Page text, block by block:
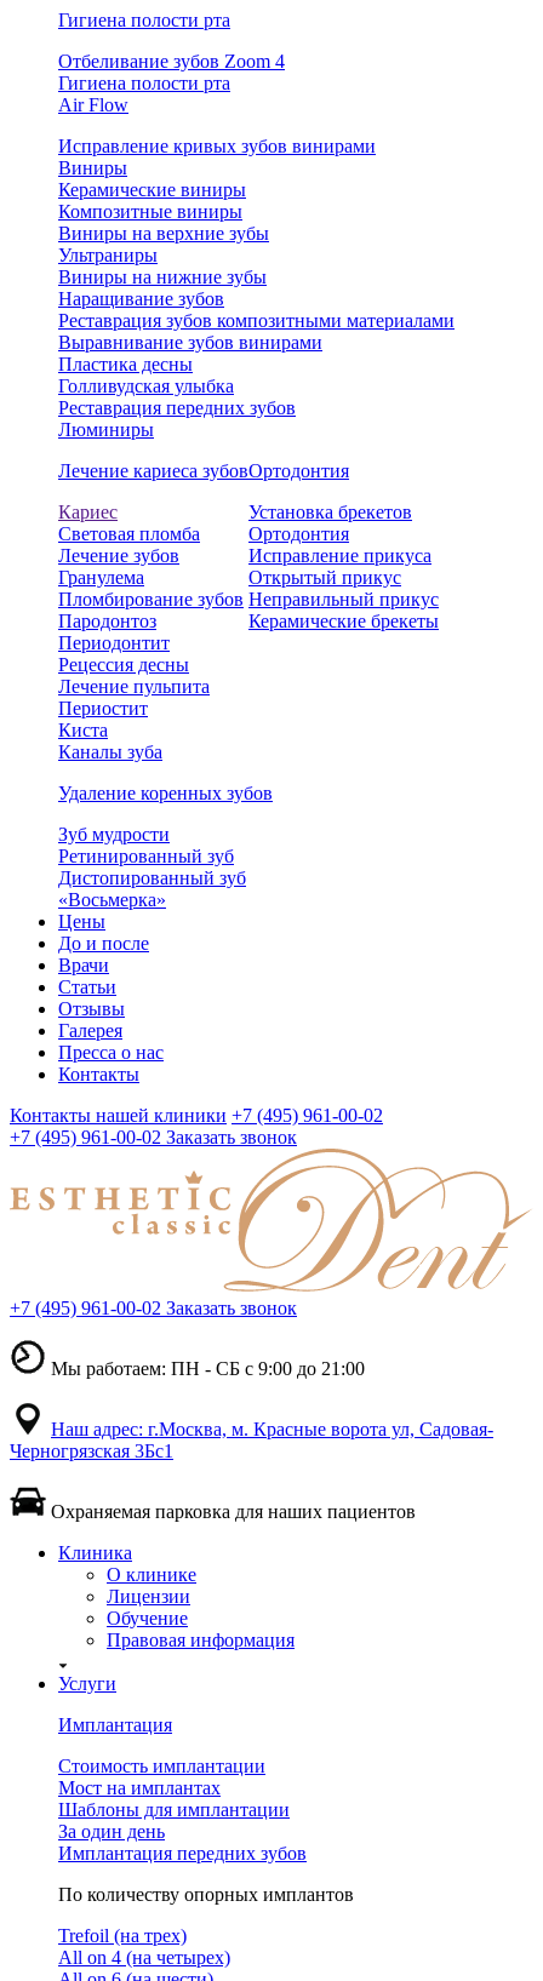
Гигиена полости рта
Отбеливание зубов Zoom 4
Гигиена полости рта
Air Flow
Исправление кривых зубов винирами
Виниры
Керамические виниры
Композитные виниры
Виниры на верхние зубы
Ультраниры
Виниры на нижние зубы
Наращивание зубов
Реставрация зубов композитными материалами
Выравнивание зубов винирами
Пластика десны
Голливудская улыбка
Реставрация передних зубов
Люминиры
Лечение кариеса зубов
Кариес
Световая пломба
Лечение зубов
Гранулема
Пломбирование зубов
Пародонтоз
Периодонтит
Рецессия десны
Лечение пульпита
Периостит
Киста
Каналы зуба
Ортодонтия
Установка брекетов
Ортодонтия
Исправление прикуса
Открытый прикус
Неправильный прикус
Керамические брекеты
Удаление коренных зубов
Зуб мудрости
Ретинированный зуб
Дистопированный зуб
«Восьмерка»
Цены
До и после
Врачи
Статьи
Отзывы
Галерея
Пресса о нас
Контакты
Контакты нашей клиники +7 (495) 961-00-02
+7 (495) 961-00-02 Заказать звонок
+7 (495) 961-00-02 Заказать звонок
Мы работаем: ПН - СБ с 9:00 до 21:00
Наш адрес: г.Москва, м. Красные ворота ул, Садовая-
Черногрязская 3Бс1
Охраняемая парковка для наших пациентов
Клиника
О клинике
Лицензии
Обучение
Правовая информация
Услуги
Имплантация
Стоимость имплантации
Мост на имплантах
Шаблоны для имплантации
За один день
Имплантация передних зубов
По количеству опорных имплантов
Trefoil (на трех)
All on 4 (на четырех)